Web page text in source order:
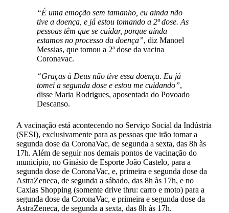
“É uma emoção sem tamanho, eu ainda não
tive a doença, e já estou tomando a 2ª dose. As
pessoas têm que se cuidar, porque ainda
estamos no processo da doença”, diz Manoel
Messias, que tomou a 2ª dose da vacina
Coronavac.
“Graças à Deus não tive essa doença. Eu já
tomei a segunda dose e estou me cuidando”,
disse Maria Rodrigues, aposentada do Povoado
Descanso.
A vacinação está acontecendo no Serviço Social da Indústria
(SESI), exclusivamente para as pessoas que irão tomar a
segunda dose da CoronaVac, de segunda a sexta, das 8h às
17h. Além de seguir nos demais pontos de vacinação do
município, no Ginásio de Esporte João Castelo, para a
segunda dose de CoronaVac, e, primeira e segunda dose da
AstraZeneca, de segunda a sábado, das 8h às 17h, e no
Caxias Shopping (somente drive thru: carro e moto) para a
segunda dose da CoronaVac, e primeira e segunda dose da
AstraZeneca, de segunda a sexta, das 8h às 17h.